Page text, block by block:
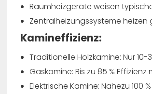
Raumheizgeräte weisen
Zentralheizungssysteme
Kamineffizienz:
Traditionelle Holzkamine: Nur
Gaskamine: Bis zu 85 %
Elektrische Kamine: Nahezu